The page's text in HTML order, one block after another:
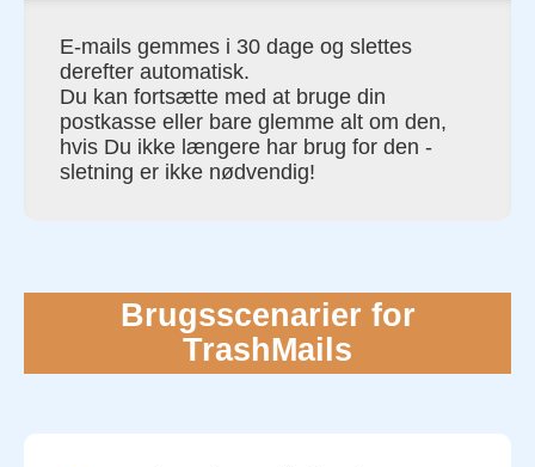
E-mails gemmes i 30 dage og slettes
derefter automatisk.
Du kan fortsætte med at bruge din
postkasse eller bare glemme alt om den,
hvis Du ikke længere har brug for den -
sletning er ikke nødvendig!
Brugsscenarier for
TrashMails